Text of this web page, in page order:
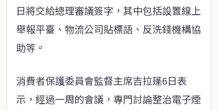
日將交給總理審議簽字，其中包括設置線上
舉報平臺、物流公司貼標語、反洗錢機構協
助等。
消費者保護委員會監督主席吉拉蓬6日表
示，經過一周的會議，專門討論整治電子煙